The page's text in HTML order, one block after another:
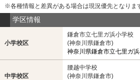
※各種情報と差異がある場合は現況優先となりま
学区情報
小学校区
鎌倉市立七里ガ浜小学校
(神奈川県鎌倉市)
神奈川県鎌倉市立七里ガ
中学校区
腰越中学校
(神奈川県鎌倉市)